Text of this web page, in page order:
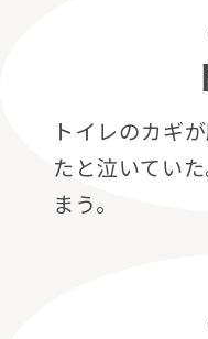
トイレのカギ
たと泣いてい
まう。